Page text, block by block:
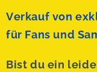
Verkauf von
für Fans und
Bist du ein